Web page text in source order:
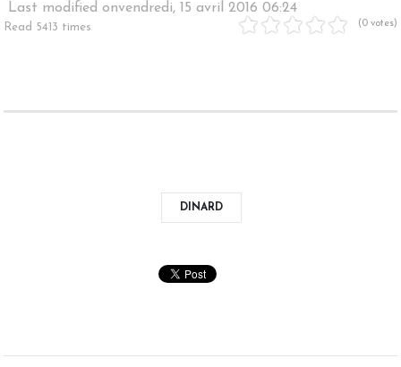
Last modified onvendredi, 15 avril 2016 06:24
(0 votes)
Read 5413 times
DINARD